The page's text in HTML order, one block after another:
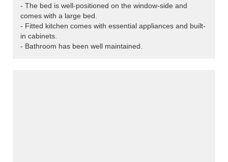
- The bed is well-positioned on the window-side and
comes with a large bed.
- Fitted kitchen comes with essential appliances and built-
in cabinets.
- Bathroom has been well maintained.